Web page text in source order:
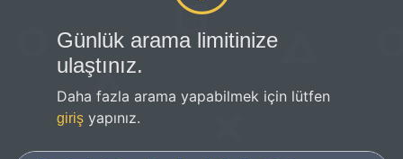
Günlük arama limitinize
ulaştınız.
Daha fazla arama yapabilmek için lütfen
giriş yapınız.